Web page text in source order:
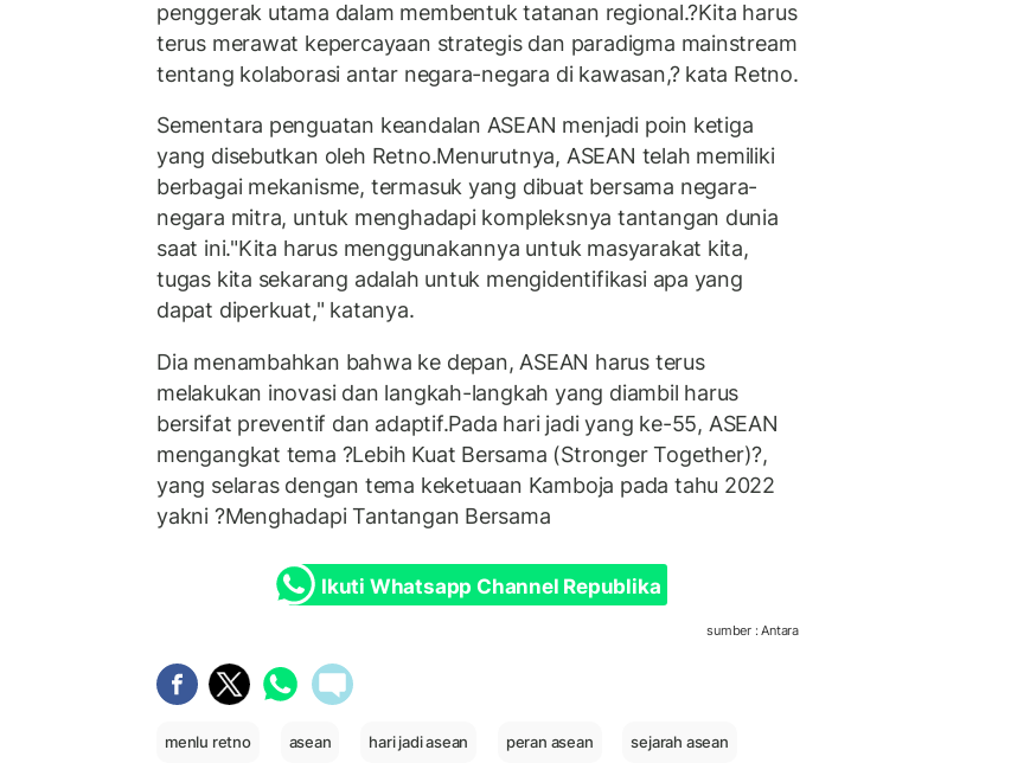
penggerak utama dalam membentuk tatanan regional.?Kita harus
terus merawat kepercayaan strategis dan paradigma mainstream
tentang kolaborasi antar negara-negara di kawasan,? kata Retno.
Sementara penguatan keandalan ASEAN menjadi poin ketiga
yang disebutkan oleh Retno.Menurutnya, ASEAN telah memiliki
berbagai mekanisme, termasuk yang dibuat bersama negara-
negara mitra, untuk menghadapi kompleksnya tantangan dunia
saat ini."Kita harus menggunakannya untuk masyarakat kita,
tugas kita sekarang adalah untuk mengidentifikasi apa yang
dapat diperkuat," katanya.
Dia menambahkan bahwa ke depan, ASEAN harus terus
melakukan inovasi dan langkah-langkah yang diambil harus
bersifat preventif dan adaptif.Pada hari jadi yang ke-55, ASEAN
mengangkat tema ?Lebih Kuat Bersama (Stronger Together)?,
yang selaras dengan tema keketuaan Kamboja pada tahu 2022
yakni ?Menghadapi Tantangan Bersama
Ikuti Whatsapp Channel Republika
sumber : Antara
menlu retno asean hari jadi asean peran asean sejarah asean